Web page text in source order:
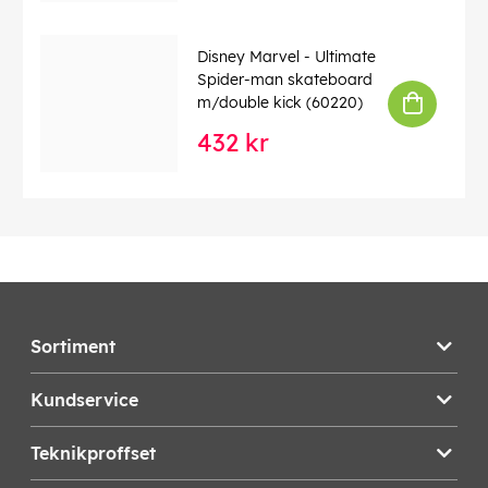
Disney Marvel - Ultimate
Spider-man skateboard
m/double kick (60220)
432 kr
Sortiment
Kundservice
Teknikproffset